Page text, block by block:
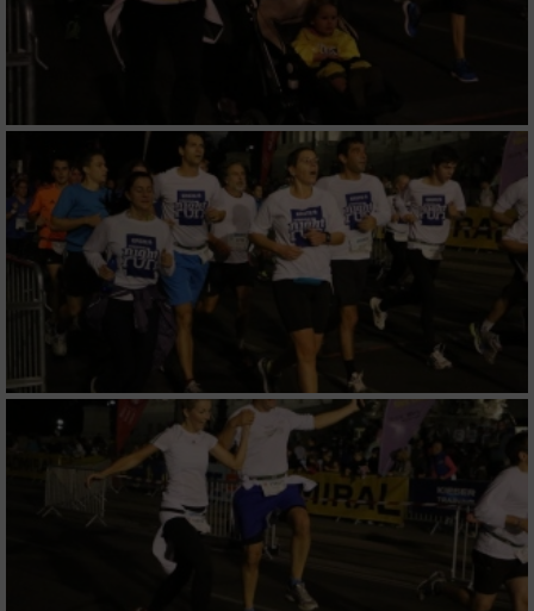
personalisierter Werbung
Erstellung von Profilen zur Personalisierung
Verwendung von Profilen zur Auswahl
personalisierter Inhalte
Messung der Werbeleistung
Messung der Performance von Inhalten
Analyse von Zielgruppen durch Statistiken
oder Kombinationen von Daten aus
verschiedenen Quellen
Entwicklung und Verbesserung der Angebote
Verwendung reduzierter Daten zur Auswahl